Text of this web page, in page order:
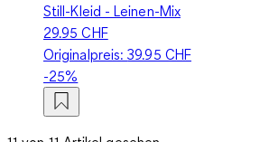
Still-Kleid - Leinen-Mix
29.95 CHF
Originalpreis:39.95 CHF
-25%